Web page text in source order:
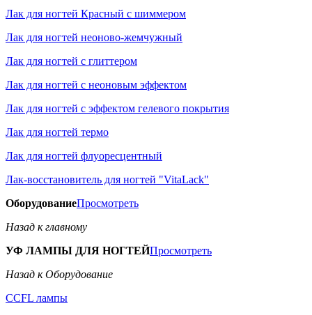
Лак для ногтей Красный с шиммером
Лак для ногтей неоново-жемчужный
Лак для ногтей с глиттером
Лак для ногтей с неоновым эффектом
Лак для ногтей с эффектом гелевого покрытия
Лак для ногтей термо
Лак для ногтей флуоресцентный
Лак-восстановитель для ногтей "VitaLack"
ОборудованиеПросмотреть
Назад к главному
УФ ЛАМПЫ ДЛЯ НОГТЕЙПросмотреть
Назад к Оборудование
CCFL лампы